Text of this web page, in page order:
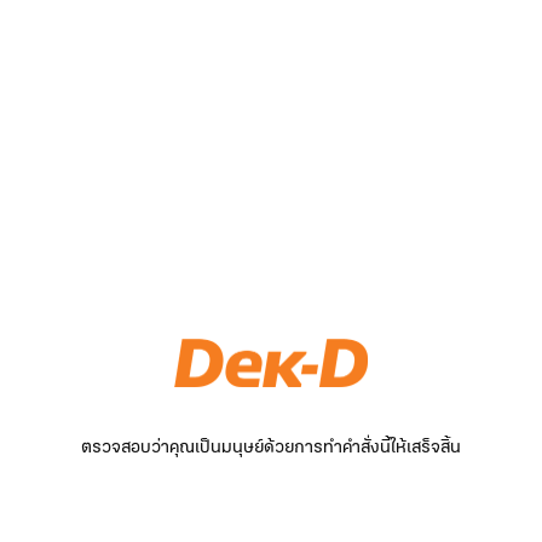
ตรวจสอบว่าคุณเป็นมนุษย์ด้วยการทำคำสั่งนี้ให้เสร็จสิ้น